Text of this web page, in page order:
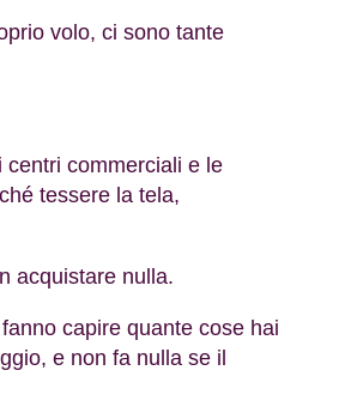
volo, ci sono tante
commerciali e le
tessere la tela,
acquistare nulla.
capire quante cose hai
e non fa nulla se il